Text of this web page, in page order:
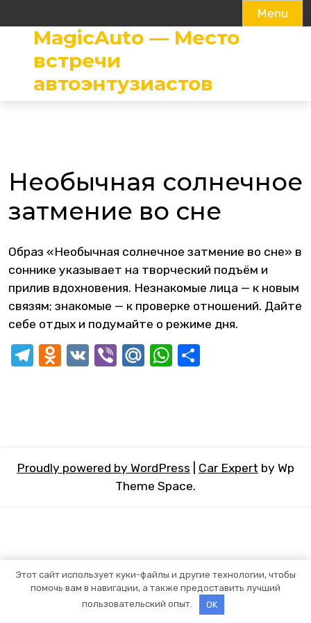
Menu
content
MagicAuto — Место
встречи
автоэнтузиастов
Необычная солнечное
затмение во сне
Образ «Необычная солнечное затмение во сне» в
соннике указывает на творческий подъём и
прилив вдохновения. Незнакомые лица — к новым
связям; знакомые — к проверке отношений. Дайте
себе отдых и подумайте о режиме дня.
Telegram
Odnoklassniki
VK ViberMail.RuWhatsApp
Proudly powered by WordPress Car Expert by Wp
Theme Space.
Этот сайт использует куки-файлы и другие технологии, чтобы
помочь вам в навигации, а также предоставить лучший
пользовательский опыт.
OK